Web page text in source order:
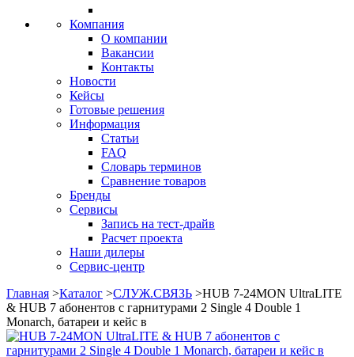
Компания
О компании
Вакансии
Контакты
Новости
Кейсы
Готовые решения
Информация
Статьи
FAQ
Словарь терминов
Сравнение товаров
Бренды
Сервисы
Запись на тест-драйв
Расчет проекта
Наши дилеры
Сервис-центр
Главная >Каталог >СЛУЖ.СВЯЗЬ >HUB 7-24MON UltraLITE
& HUB 7 абонентов с гарнитурами 2 Single 4 Double 1
Monarch, батареи и кейс в